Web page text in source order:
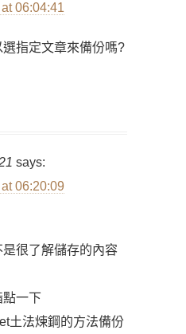
06:04:41
指定文章來備份嗎?
says:
06:20:09
很了解儲存的內容
點一下
土法煉鋼的方法備份